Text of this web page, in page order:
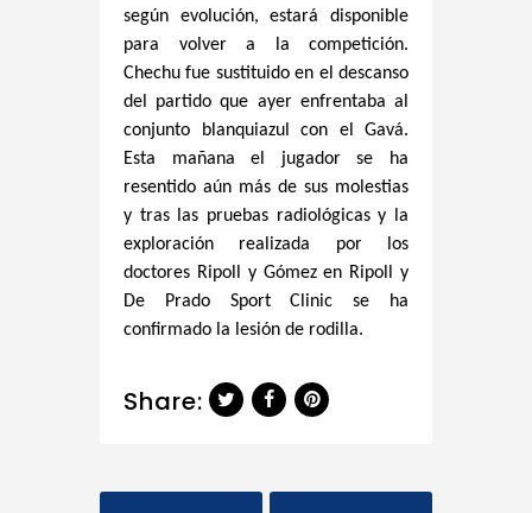
según evolución, estará disponible
para volver a la competición.
Chechu fue sustituido en el descanso
del partido que ayer enfrentaba al
conjunto blanquiazul con el Gavá.
Esta mañana el jugador se ha
resentido aún más de sus molestias
y tras las pruebas radiológicas y la
exploración realizada por los
doctores Ripoll y Gómez en Ripoll y
De Prado Sport Clinic se ha
confirmado la lesión de rodilla.
Share: